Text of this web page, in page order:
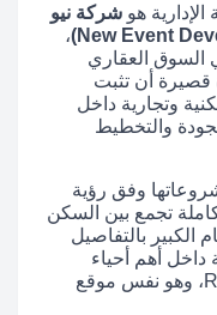
هو شركة نيو
،
العقاري
قصيرة أن تثبت
وتجارية داخل
والتخطيط
وفق رؤية
تجمع بين السكن
الكبير بالتفاصيل
داخل أهم أحياء
العاصمة الإدارية مثل الحي السكني R8، وهو نفس موقع